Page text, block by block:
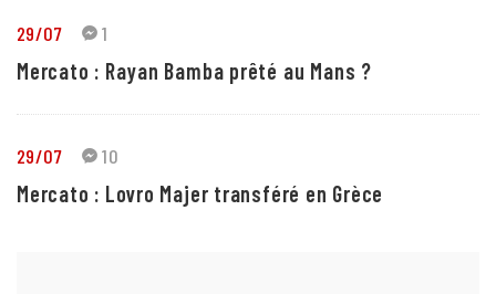
29/07 1
Mercato : Rayan Bamba prêté au Mans ?
29/07 10
Mercato : Lovro Majer transféré en Grèce